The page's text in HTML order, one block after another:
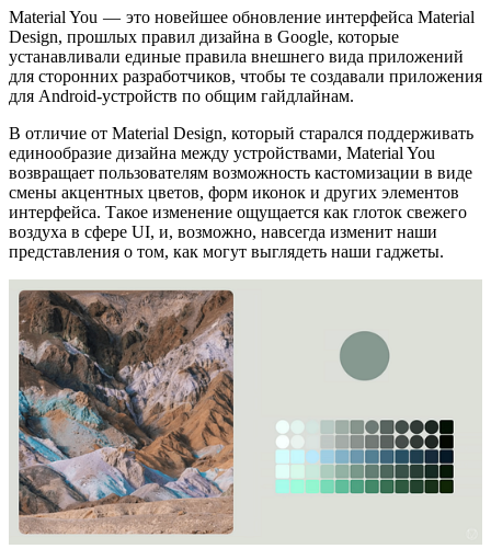
Material You — это новейшее обновление интерфейса Material
Design, прошлых правил дизайна в Google, которые
устанавливали единые правила внешнего вида приложений
для сторонних разработчиков, чтобы те создавали приложения
для Android-устройств по общим гайдлайнам.
В отличие от Material Design, который старался поддерживать
единообразие дизайна между устройствами, Material You
возвращает пользователям возможность кастомизации в виде
смены акцентных цветов, форм иконок и других элементов
интерфейса. Такое изменение ощущается как глоток свежего
воздуха в сфере UI, и, возможно, навсегда изменит наши
представления о том, как могут выглядеть наши гаджеты.